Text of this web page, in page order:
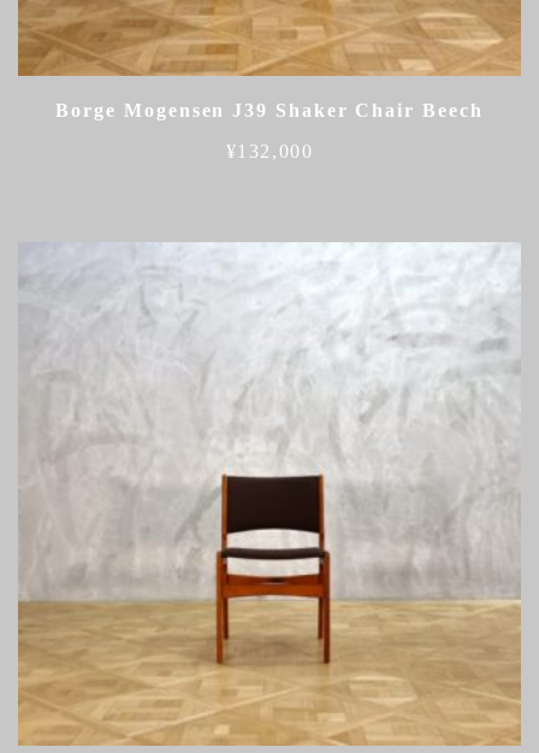
Borge Mogensen J39 Shaker Chair Beech
¥132,000